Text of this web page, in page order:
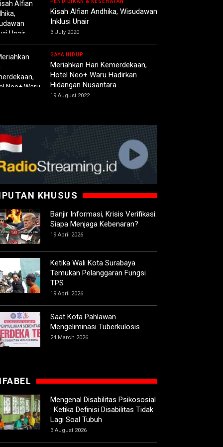
PENDIDIKAN & KESEHATAN
Kisah Alfian Andhika, Wisudawan
Inklusi Unair
3 July 2020
GAYA HIDUP
Meriahkan Hari Kemerdekaan,
Hotel Neo+ Waru Hadirkan
Hidangan Nusantara
19 August 2022
KHUSUS
Banjir Informasi, Krisis Verifikasi:
Siapa Menjaga Kebenaran?
19 April 2026
Ketika Wali Kota Surabaya
Temukan Pelanggaran Fungsi
TPS
19 April 2026
Saat Kota Pahlawan
Mengeliminasi Tuberkulosis
24 March 2026
Mengenal Disabilitas Psikososial
: Ketika Definisi Disabilitas Tidak
Lagi Soal Tubuh
3 August 2026